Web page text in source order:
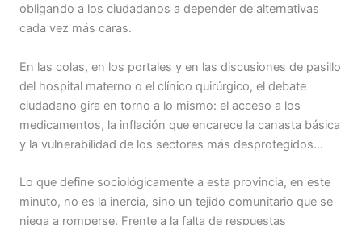
obligando a los ciudadanos a depender de alternativas
cada vez más caras.
En las colas, en los portales y en las discusiones de pasillo
del hospital materno o el clínico quirúrgico, el debate
ciudadano gira en torno a lo mismo: el acceso a los
medicamentos, la inflación que encarece la canasta básica
y la vulnerabilidad de los sectores más desprotegidos…
Lo que define sociológicamente a esta provincia, en este
minuto, no es la inercia, sino un tejido comunitario que se
niega a romperse. Frente a la falta de respuestas